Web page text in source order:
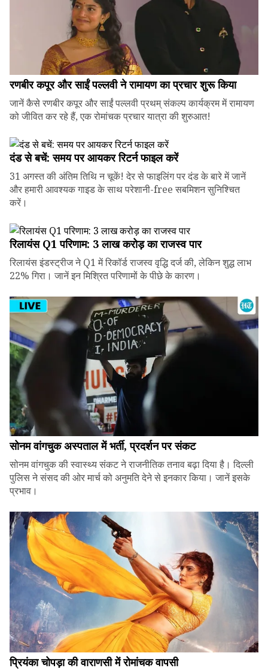
रणबीर कपूर और साईं पल्लवी ने रामायण का प्रचार शुरू किया
जानें कैसे रणबीर कपूर और साईं पल्लवी प्रथम् संकल्प कार्यक्रम में रामायण
को जीवित कर रहे हैं, एक रोमांचक प्रचार यात्रा की शुरुआत!
दंड से बचें: समय पर आयकर रिटर्न फाइल करें
31 अगस्त की अंतिम तिथि न चूकें! देर से फाइलिंग पर दंड के बारे में जानें
और हमारी आवश्यक गाइड के साथ परेशानी-free सबमिशन सुनिश्चित
करें।
रिलायंस Q1 परिणाम: ₹3 लाख करोड़ का राजस्व पार
रिलायंस इंडस्ट्रीज ने Q1 में रिकॉर्ड राजस्व वृद्धि दर्ज की, लेकिन शुद्ध लाभ
22% गिरा। जानें इन मिश्रित परिणामों के पीछे के कारण।
सोनम वांगचुक अस्पताल में भर्ती, प्रदर्शन पर संकट
सोनम वांगचुक की स्वास्थ्य संकट ने राजनीतिक तनाव बढ़ा दिया है। दिल्ली
पुलिस ने संसद की ओर मार्च को अनुमति देने से इनकार किया। जानें इसके
प्रभाव।
प्रियंका चोपड़ा की वाराणसी में रोमांचक वापसी